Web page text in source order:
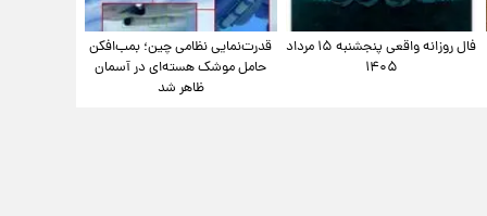
فال روزانه واقعی پنجشنبه ۱۵ مرداد
۱۴۰۵
قدرت‌نمایی نظامی چین؛ بمب‌افکن
حامل موشک هسته‌ای در آسمان
ظاهر شد